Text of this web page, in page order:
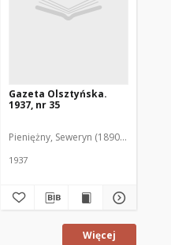
Gazeta Olsztyńska.
1937, nr 35
Pieniężny, Seweryn (1890-1940). Red.
1937
Więcej